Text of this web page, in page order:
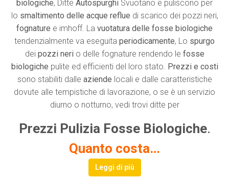
biologiche, Ditte Autospurghi Svuotano e puliscono per
lo smaltimento delle acque reflue di scarico dei pozzi neri,
fognature e imhoff. La vuotatura delle fosse biologiche
tendenzialmente va eseguita periodicamente, Lo spurgo
dei pozzi nerio delle fognature rendendo le fosse
biologiche pulite ed efficienti del loro stato. Prezzi e costi
sono stabiliti dalle aziende locali e dalle caratteristiche
dovute alle tempistiche di lavorazione, o se è un servizio
diurno o notturno, vedi trovi ditte per
Prezzi Pulizia Fosse Biologiche.
Quanto costa…
Leggi di più